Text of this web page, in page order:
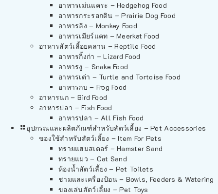
อาหารเม่นแคระ – Hedgehog Food
อาหารกระรอกดิน – Prairie Dog Food
อาหารลิง – Monkey Food
อาหารเมียร์แคท – Meerkat Food
อาหารสัตว์เลี้อยคลาน – Reptile Food
อาหารกิ้งก่า – Lizard Food
อาหารงู – Snake Food
อาหารเต่า – Turtle and Tortoise Food
อาหารกบ – Frog Food
อาหารนก – Bird Food
อาหารปลา – Fish Food
อาหารปลา – All Fish Food
อุปกรณและผลิตภัณฑ์สำหรับสัตว์เลี้ยง – Pet Accessories
ของใช้สำหรับสัตว์เลี้ยง – Item For Pets
ทรายแฮมสเตอร์ – Hamster Sand
ทรายแมว – Cat Sand
ห้องน้ำสัตว์เลี้ยง – Pet Toilets
ชามและเครื่องป้อน – Bowls, Feeders & Watering
ของเล่นสัตว์เลี้ยง – Pet Toys